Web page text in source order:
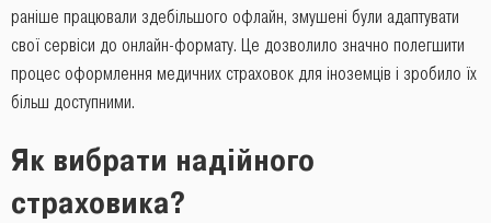
раніше працювали здебільшого офлайн, змушені були адаптувати
свої сервіси до онлайн-формату. Це дозволило значно полегшити
процес оформлення медичних страховок для іноземців і зробило їх
більш доступними.
Як вибрати надійного
страховика?